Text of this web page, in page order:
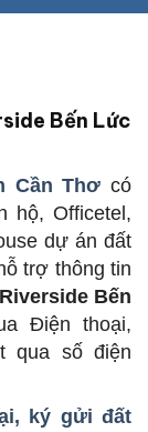
Bến Lức
Cần Thơ có
hộ, Officetel,
dự án đất
trợ thông tin
Bến
Điện thoại,
qua số điện
ký gửi đất